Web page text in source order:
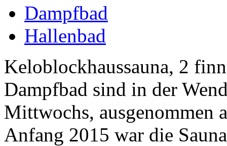
Dampfbad
Hallenbad
Keloblockhaussauna, 2
Dampfbad sind in der
Mittwochs, ausgenommen
Anfang 2015 war die